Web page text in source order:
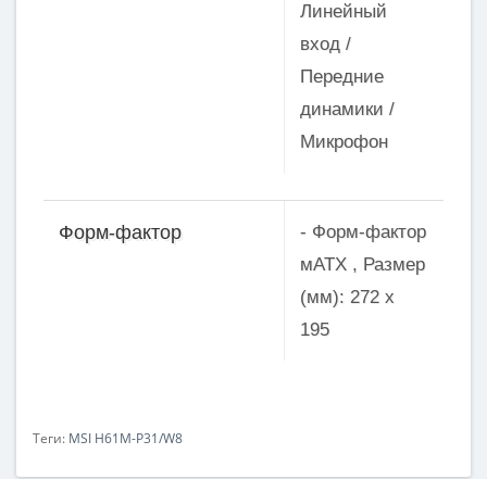
Линейный
вход /
Передние
динамики /
Микрофон
Форм-фактор
- Форм-фактор
мATX , Размер
(мм): 272 х
195
Теги: MSI H61M-P31/W8